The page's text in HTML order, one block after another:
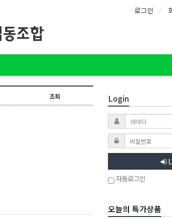
로그인
조회 Login
자동로그인
오늘의 특가상품